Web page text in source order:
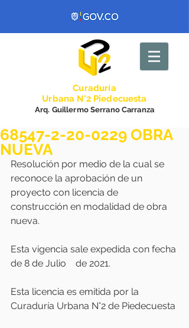
Curaduría
Urbana N°2 Piedecuesta
Arq. Guillermo Serrano Carranza
68547-2-20-0229 OBRA
NUEVA
Resolución por medio de la cual se
reconoce la aprobación de un
proyecto con licencia de
construcción en modalidad de obra
nueva.
Esta vigencia sale expedida con fecha
de 8 de Julio    de 2021.
Esta licencia es emitida por la
Curaduría Urbana N°2 de Piedecuesta